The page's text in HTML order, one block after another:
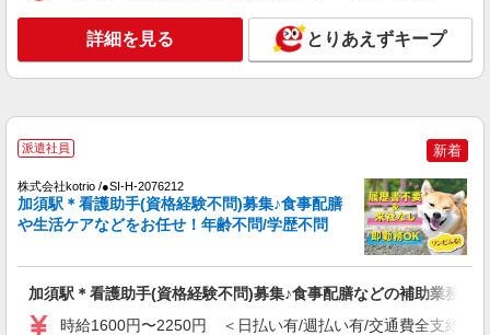
株式会社kotrio /●SI-H-2024397
NEW
加須市 加須駅そば
キープ 詳細を見る
株式会社kotrio /●SI-H-2074914
NEW
加須駅のサ高住＊シフト融通が利くため子育
詳細を見る とりあえずキープ
派遣社員 新着
株式会社kotrio /●SI-H-2076212
加須駅＊看護助手(資格経験不問)募集♪食事配膳
や生活ケアなどをお任せ！年齢不問/学歴不問
加須駅＊看護助手(資格経験不問)募集♪食事配膳などの補助業務
時給1600円〜2250円 ＜日払い有/週払い有/交通費全支給(ガ